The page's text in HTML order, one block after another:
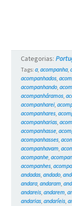
Categorias:
Tags: a, acompanha,
acompanhados,
acompanhando,
acompanháramos,
acompanharei,
acompanhares,
acompanharias,
acompanhasse,
acompanhasses,
acompanhavam,
acompanhe,
acompanhes,
andadas, andado,
andara, andaram,
andareis, andarem,
andarias, andaríeis,